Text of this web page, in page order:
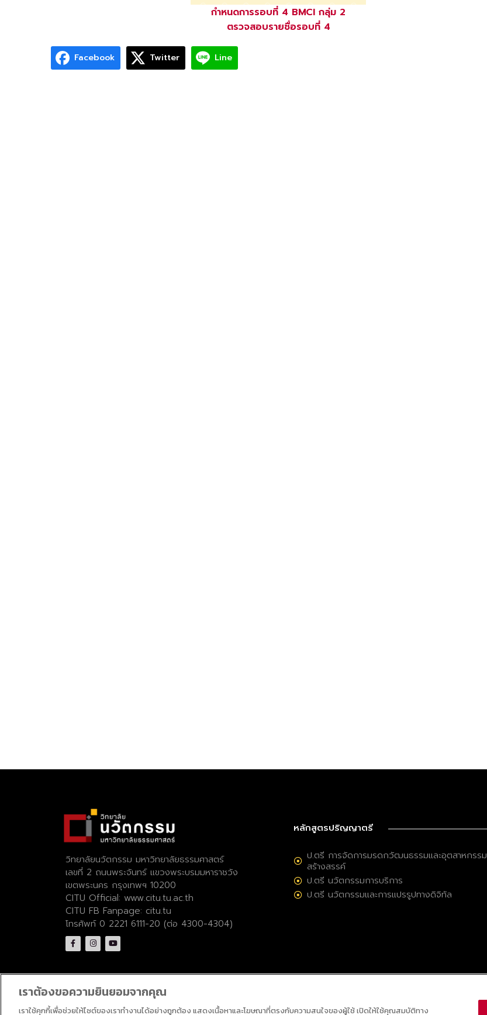
กำหนดการรอบที่ 4 BMCI กลุ่ม 2
ตรวจสอบรายชื่อรอบที่ 4
Facebook Twitter Line
วิทยาลัยนวัตกรรม มหาวิทยาลัยธรรมศาสตร์
เลขที่ 2 ถนนพระจันทร์ แขวงพระบรมมหาราชวัง
เขตพระนคร กรุงเทพฯ 10200
CITU Official: www.citu.tu.ac.th
CITU FB Fanpage: citu.tu
โทรศัพท์ 0 2221 6111-20 (ต่อ 4300-4304)
หลักสูตรปริญญาตรี
ป.ตรี การจัดการมรดกวัฒนธรรมและอุตสาหกรรม
สร้างสรรค์
ป.ตรี นวัตกรรมการบริการ
ป.ตรี นวัตกรรมและการแปรรูปทางดิจิทัล
เราต้องขอความยินยอมจากคุณ
เราใช้คุกกี้เพื่อช่วยให้ไซต์ของเราทำงานได้อย่างถูกต้อง แสดงเนื้อหาและโฆษณาที่ตรงกับความสนใจของผู้ใช้ เปิดให้ใช้คุณสมบัติทาง